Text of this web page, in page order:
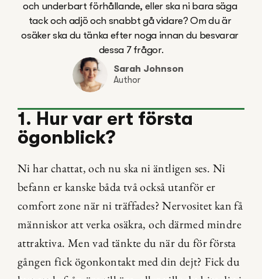
och underbart förhållande, eller ska ni bara säga
tack och adjö och snabbt gå vidare? Om du är
osäker ska du tänka efter noga innan du besvarar
dessa 7 frågor.
Sarah Johnson
Author
1. Hur var ert första
ögonblick?
Ni har chattat, och nu ska ni äntligen ses. Ni
befann er kanske båda två också utanför er
comfort zone när ni träffades? Nervositet kan få
människor att verka osäkra, och därmed mindre
attraktiva. Men vad tänkte du när du för första
gången fick ögonkontakt med din dejt? Fick du